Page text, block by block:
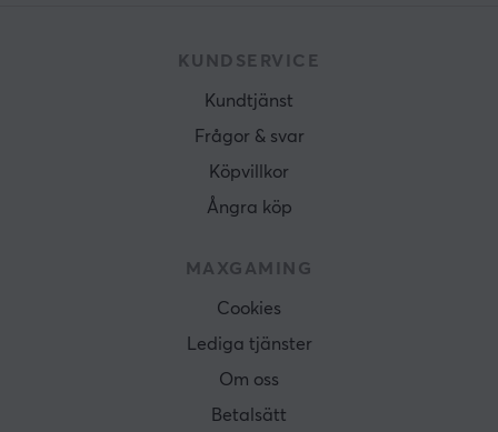
KUNDSERVICE
Kundtjänst
Frågor & svar
Köpvillkor
Ångra köp
MAXGAMING
Cookies
Lediga tjänster
Om oss
Betalsätt